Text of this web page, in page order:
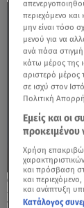
12.03.25, 13:03
Χρυσοί
περιεχόμενο και
μην είναι τόσο
μενού για να
ανά πάσα
κάτω μέρος της
αριστερό μέρος
σε ισχύ στον
Πολιτική
Εμείς και οι
προκειμένου
Χρήση
και πρόσβαση
και
και ανάπτυξη
Κατάλογος